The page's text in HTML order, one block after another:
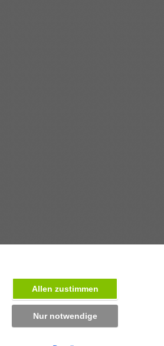
Allen zustimmen
Nur notwendige